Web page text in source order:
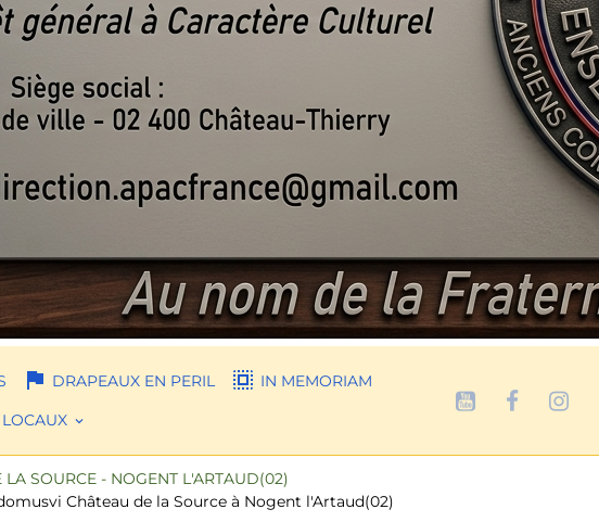
DRAPEAUX EN PERIL
IN MEMORIAM
SOURCE - NOGENT L'ARTAUD(02)
Château de la Source à Nogent l'Artaud(02)